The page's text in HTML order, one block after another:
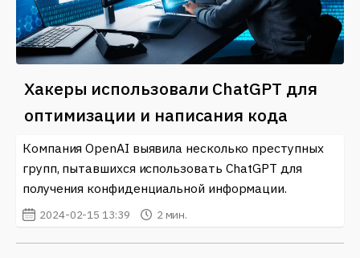
Хакеры использовали ChatGPT для
оптимизации и написания кода
Компания OpenAI выявила несколько преступных
групп, пытавшихся использовать ChatGPT для
получения конфиденциальной информации.
2024-02-15 13:39 2 мин.